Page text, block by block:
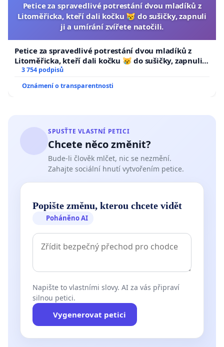
Petice za spravedlivé potrestání dvou mladíků z
Litoměřicka, kteří dali kočku 😿 do sušičky, zapnuli
ji a umírání zvířete natočili.
Petice za spravedlivé potrestání dvou mladíků z
Litoměřicka, kteří dali kočku 😿 do sušičky, zapnuli ji
a umírání zvířete natočili.
3 754 podpisů
Oznámení o transparentnosti
SPUSŤTE VLASTNÍ PETICI
Chcete něco změnit?
Bude-li člověk mlčet, nic se nezmění.
Zahajte sociální hnutí vytvořením petice.
Popište změnu, kterou chcete vidět
Poháněno AI
Napište to vlastními slovy. AI za vás připraví
silnou petici.
Vygenerovat petici